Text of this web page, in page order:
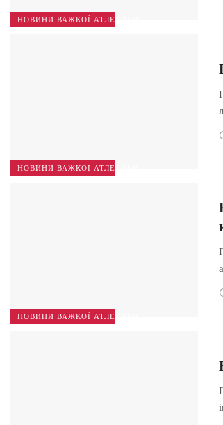
НОВИНИ ВАЖКОЇ АТЛЕТИКИ
НОВИНИ ВАЖКОЇ АТЛЕТИКИ
НОВИНИ ВАЖКОЇ АТЛЕТИКИ